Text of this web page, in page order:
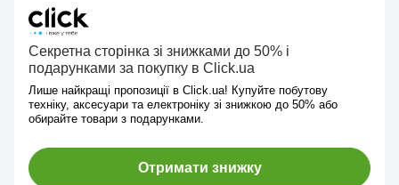
Секретна сторінка зі знижками до 50% і
подарунками за покупку в Click.ua
Лише найкращі пропозиції в Click.ua! Купуйте побутову
техніку, аксесуари та електроніку зі знижкою до 50% або
обирайте товари з подарунками.
Отримати знижку